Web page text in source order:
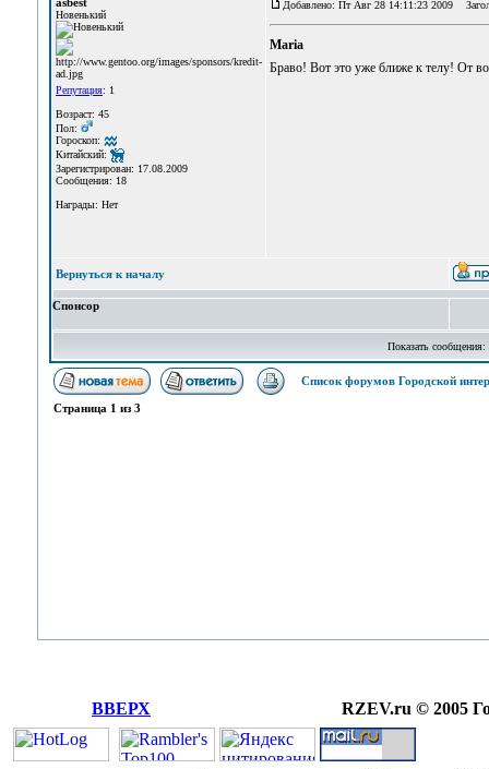
Новенький
Репутация: 1
Возраст: 45
Пол:
Гороскоп:
Китайский:
Зарегистрирован: 17.08.2009
Сообщения: 18
Награды: Нет
Добавлено: Пт Авг 28 14:11:23 2009
Maria
Браво! Вот это уже ближе к телу! От
Вернуться к началу
Спонсор
Показать сообщения:
Список форумов Городской
Страница 1 из3
ВВЕРХ RZEV.ru © 2005